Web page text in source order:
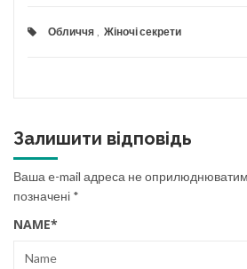
Обличчя Жіночі секрети
Залишити відповідь
Ваша e-mail адреса не
позначені *
NAME*